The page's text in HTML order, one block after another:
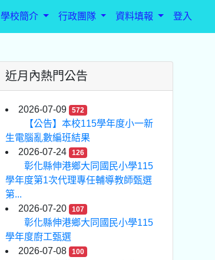
學校簡介 行政團隊 資料填報 登入
近月內熱門公告
2026-07-09 572
【公告】本校115學年度小一新
生電腦亂數編班結果
2026-07-24
126
彰化縣伸港鄉大同國民小學115
學年度第1次代理專任輔導教師甄選
第...
2026-07-20
107
彰化縣伸港鄉大同國民小學115
學年度廚工甄選
2026-07-08
100